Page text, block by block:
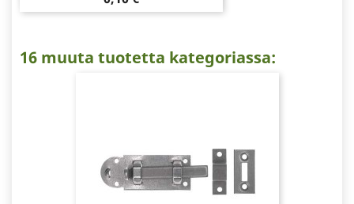
16 muuta tuotetta kategoriassa: